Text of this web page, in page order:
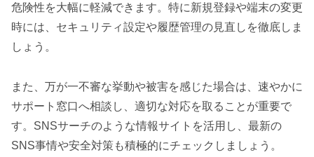
危険性を大幅に軽減できます。特に新規登録や端末の変更
時には、セキュリティ設定や履歴管理の見直しを徹底しま
しょう。
また、万が一不審な挙動や被害を感じた場合は、速やかに
サポート窓口へ相談し、適切な対応を取ることが重要で
す。SNSサーチのような情報サイトを活用し、最新の
SNS事情や安全対策も積極的にチェックしましょう。